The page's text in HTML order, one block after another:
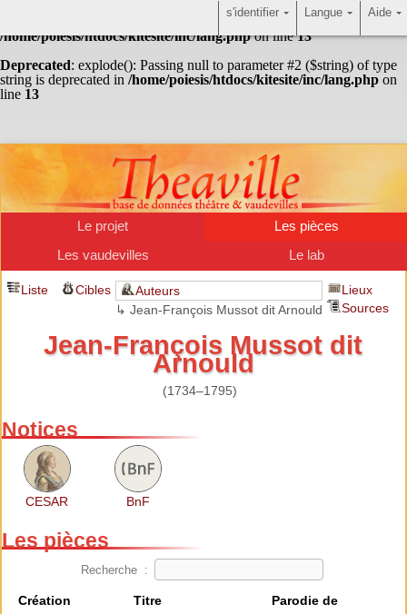
: Undefined array key "HTTP_ACCEPT_LANGUAGE" in
/home/poiesis/htdocs/kitesite/inc/lang.phpon line13
Deprecated: explode(): Passing null to parameter #2 ($string) of type
string is deprecated in /home/poiesis/htdocs/kitesite/inc/lang.php on
line 13
Le projet
Les pièces
Les vaudevilles
Le lab
Liste Cibles
Auteurs
↳ Jean-François Mussot dit Arnould
Lieux
Sources
Jean-François Mussot dit
Arnould
(1734–1795)
Notices
CESAR BnF
Les pièces
Recherche :
Création Titre Parodie de
Aide
Langue
s'identifier